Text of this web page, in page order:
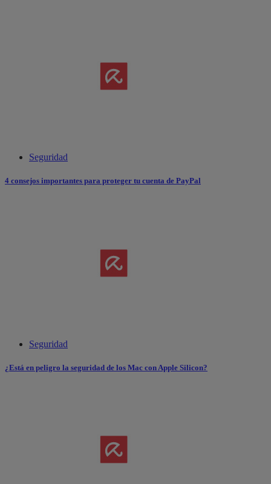
Seguridad
4 consejos importantes para proteger tu cuenta de PayPal
Seguridad
¿Está en peligro la seguridad de los Mac con Apple Silicon?